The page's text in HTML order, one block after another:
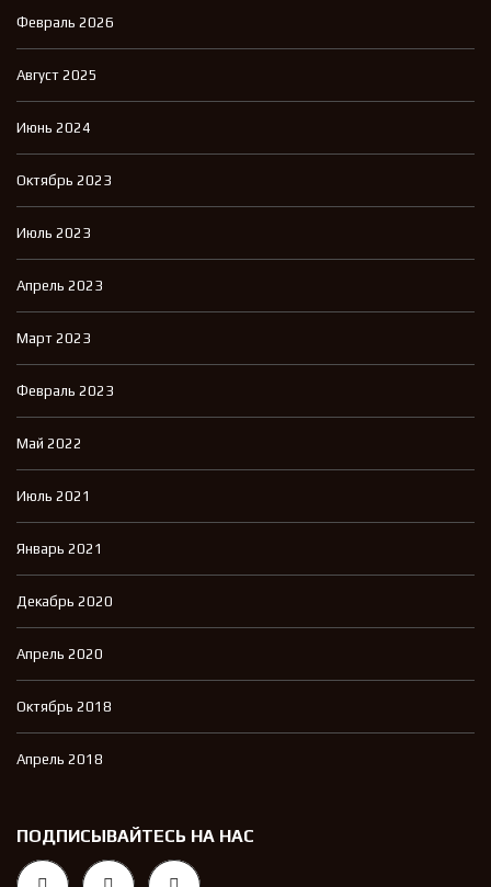
Февраль 2026
Август 2025
Июнь 2024
Октябрь 2023
Июль 2023
Апрель 2023
Март 2023
Февраль 2023
Май 2022
Июль 2021
Январь 2021
Декабрь 2020
Апрель 2020
Октябрь 2018
Апрель 2018
ПОДПИСЫВАЙТЕСЬ НА НАС